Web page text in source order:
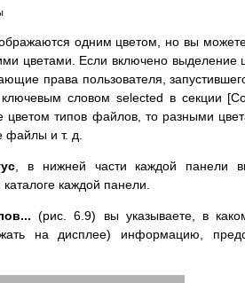
одним цветом, но вы можете
цветами. Если включено выделение
права пользователя,
словом selected в секции
цветом типов файлов, то разными
и т. д.
, в нижней части каждой панели
каждой панели.
(рис. 6.9) вы указываете, в
на дисплее) информацию,